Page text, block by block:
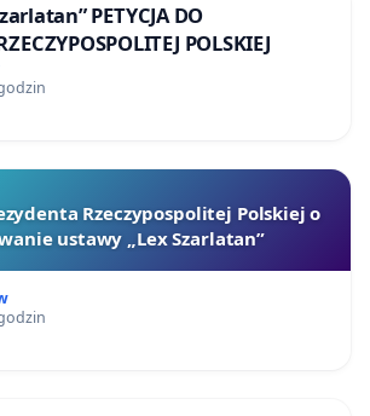
PETYCJA DO
POLSKIEJ
Rzeczypospolitej Polskiej o
ustawy „Lex Szarlatan”